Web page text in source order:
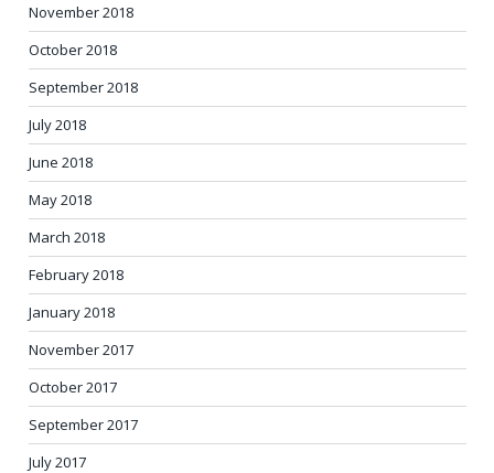
November 2018
October 2018
September 2018
July 2018
June 2018
May 2018
March 2018
February 2018
January 2018
November 2017
October 2017
September 2017
July 2017